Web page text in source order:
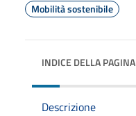
Mobilità sostenibile
INDICE DELLA PAGINA
Descrizione